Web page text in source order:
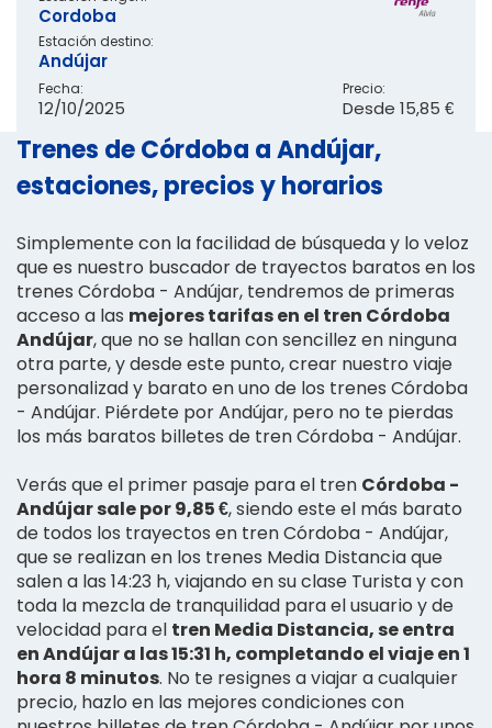
Cordoba
Estación destino:
Andújar
Fecha:
12/10/2025
Precio:
Desde 15,85 €
Trenes de Córdoba a Andújar,
estaciones, precios y horarios
Simplemente con la facilidad de búsqueda y lo veloz
que es nuestro buscador de trayectos baratos en los
trenes Córdoba - Andújar, tendremos de primeras
acceso a las mejores tarifas en el tren Córdoba
Andújar, que no se hallan con sencillez en ninguna
otra parte, y desde este punto, crear nuestro viaje
personalizad y barato en uno de los trenes Córdoba
- Andújar. Piérdete por Andújar, pero no te pierdas
los más baratos billetes de tren Córdoba - Andújar.
Verás que el primer pasaje para el tren Córdoba -
Andújar sale por 9,85 €, siendo este el más barato
de todos los trayectos en tren Córdoba - Andújar,
que se realizan en los trenes Media Distancia que
salen a las 14:23 h, viajando en su clase Turista y con
toda la mezcla de tranquilidad para el usuario y de
velocidad para el tren Media Distancia, se entra
en Andújar a las 15:31 h, completando el viaje en 1
hora 8 minutos. No te resignes a viajar a cualquier
precio, hazlo en las mejores condiciones con